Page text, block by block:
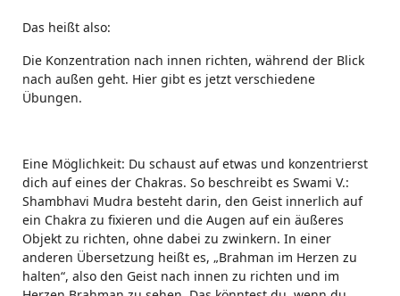
Das heißt also:
Die Konzentration nach innen richten, während der Blick
nach außen geht. Hier gibt es jetzt verschiedene
Übungen.
Eine Möglichkeit: Du schaust auf etwas und konzentrierst
dich auf eines der Chakras. So beschreibt es Swami V.:
Shambhavi Mudra besteht darin, den Geist innerlich auf
ein Chakra zu fixieren und die Augen auf ein äußeres
Objekt zu richten, ohne dabei zu zwinkern. In einer
anderen Übersetzung heißt es, „Brahman im Herzen zu
halten“, also den Geist nach innen zu richten und im